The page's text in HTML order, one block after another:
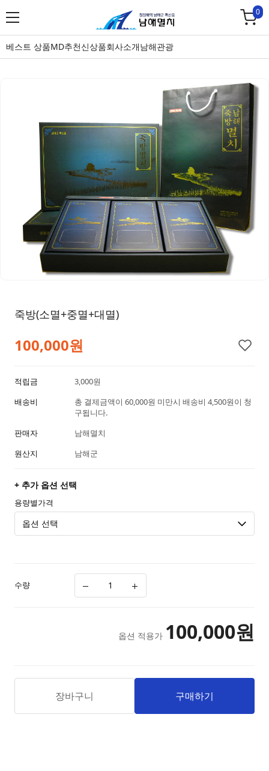
0
베스트 상품MD추천신상품회사소개남해관광
죽방(소멸+중멸+대멸)
100,000원
적립금
3,000원
배송비
총 결제금액이 60,000원 미만시 배송비 4,500원이 청
구됩니다.
판매자
남해멸치
원산지
남해군
+ 추가 옵션 선택
용량별가격
수량
옵션 적용가 100,000원
장바구니 구매하기